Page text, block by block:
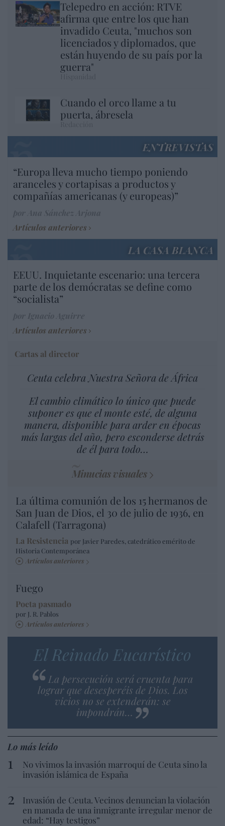
Telepedro en acción: RTVE
afirma que entre los que han
invadido Ceuta, "muchos son
licenciados y diplomados, que
están huyendo de su país por la
guerra"
Cuando el orco llame a tu
puerta, ábresela
ENTREVISTAS
“Europa lleva mucho tiempo poniendo
aranceles y cortapisas a productos y
compañías americanas (y europeas)”
Artículos anteriores
LA CASA BLANCA
EEUU. Inquietante escenario: una tercera
parte de los demócratas se define como
“socialista”
Artículos anteriores
Cartas al director
Ceuta celebra Nuestra Señora de África
El cambio climático lo único que puede
suponer es que el monte esté, de alguna
manera, disponible para arder en épocas
más largas del año, pero esconderse detrás
de él para todo…
Minucias visuales
La última comunión de los 15 hermanos de
San Juan de Dios, el 30 de julio de 1936, en
Calafell (Tarragona)
La Resistencia por Javier Paredes, catedrático emérito de
Historia Contemporánea
Artículos anteriores
Fuego
Poeta pasmado
por J. R. Pablos
Artículos anteriores
El Reinado Eucarístico
La persecución será cruenta para
lograr que desesperéis de Dios. Los
vicios no se extenderán: se
impondrán…
Lo más leído
No vivimos la invasión marroquí de Ceuta sino la
invasión islámica de España
Invasión de Ceuta. Vecinos denuncian la violación
en manada de una inmigrante irregular menor de
edad: “Hay testigos”